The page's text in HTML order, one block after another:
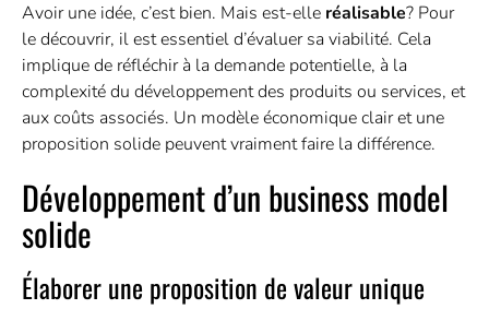
Avoir une idée, c’est bien. Mais est-elle réalisable? Pour
le découvrir, il est essentiel d’évaluer sa viabilité. Cela
implique de réfléchir à la demande potentielle, à la
complexité du développement des produits ou services, et
aux coûts associés. Un modèle économique clair et une
proposition solide peuvent vraiment faire la différence.
Développement d’un business model
solide
Élaborer une proposition de valeur unique